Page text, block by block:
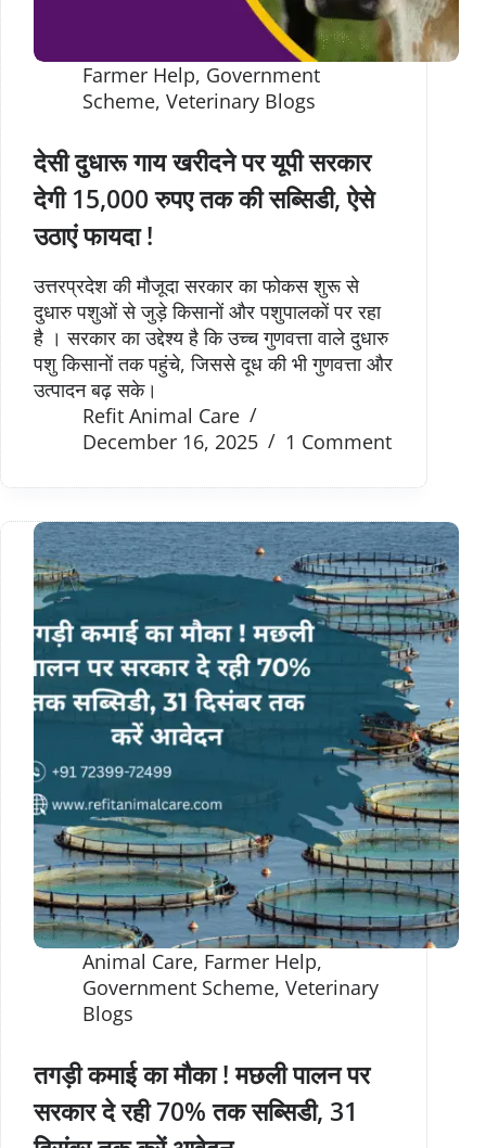
Farmer Help, Government
Scheme, Veterinary Blogs
देसी दुधारू गाय खरीदने पर यूपी सरकार
देगी 15,000 रुपए तक की सब्सिडी, ऐसे
उठाएं फायदा !
उत्तरप्रदेश की मौजूदा सरकार का फोकस शुरू से
दुधारु पशुओं से जुड़े किसानों और पशुपालकों पर रहा
है । सरकार का उद्देश्य है कि उच्च गुणवत्ता वाले दुधारु
पशु किसानों तक पहुंचे, जिससे दूध की भी गुणवत्ता और
उत्पादन बढ़ सके।
Refit Animal Care
December 16, 2025
1 Comment
Animal Care, Farmer Help,
Government Scheme, Veterinary
Blogs
तगड़ी कमाई का मौका ! मछली पालन पर
सरकार दे रही 70% तक सब्सिडी, 31